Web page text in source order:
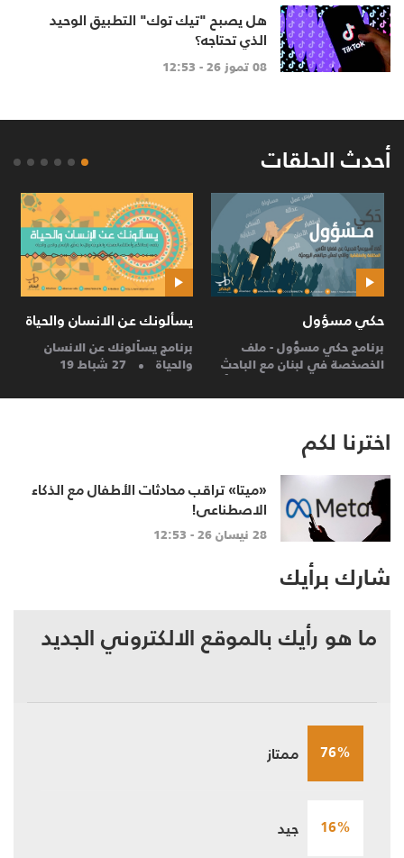
هل يصبح "تيك توك" التطبيق الوحيد
الذي تحتاجه؟
08 تموز 26 - 12:53
أحدث الحلقات
حكي مسؤول
برنامج حكي مسؤول - ملف
الخصخصة في لبنان مع الباحث
السياسيّ والإقتصاديّ غالب أبو
مُصلح 27 شباط 19
يسألونك عن الانسان والحياة
برنامج يسألونك عن الانسان
والحياة 27 شباط 19
اخترنا لكم
«ميتا» تراقب محادثات الأطفال مع الذكاء
الاصطناعي!
28 نيسان 26 - 12:53
شارك برأيك
ما هو رأيك بالموقع الالكتروني الجديد
76% ممتاز
16% جيد